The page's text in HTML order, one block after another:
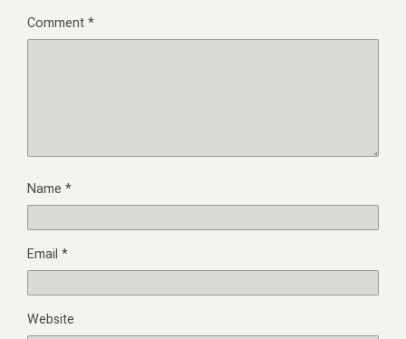
Comment*
Name *
Email *
Website